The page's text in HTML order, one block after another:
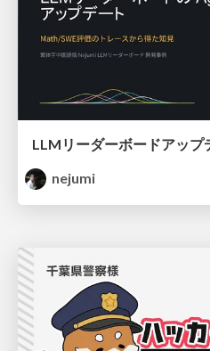
nejumi